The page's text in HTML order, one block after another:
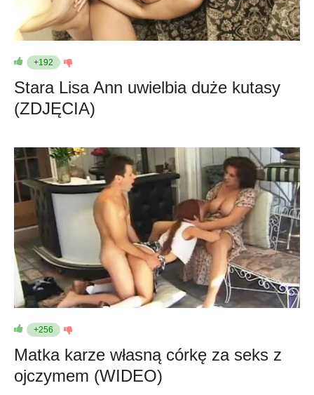
+192
Stara Lisa Ann uwielbia duże kutasy
(ZDJĘCIA)
+256
Matka karze własną córkę za seks z
ojczymem (WIDEO)